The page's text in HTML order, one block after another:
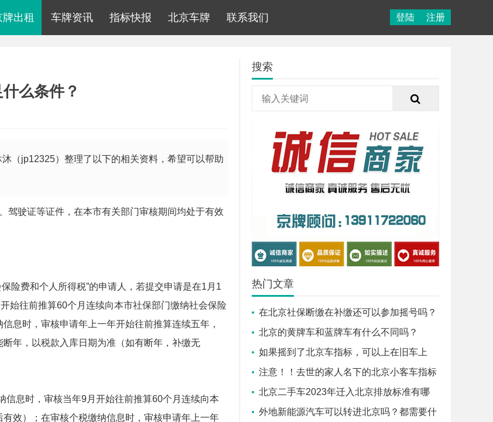
牌出租 车牌资讯 指标快报 北京车牌 联系我们 登陆 注册
么条件？
（jp12325）整理了以下的相关资料，希望可以帮助
驾驶证等证件，在本市有关部门审核期间均处于有效
险费和个人所得税”的申请人，若提交申请是在1月1
始往前推算60个月连续向本市社保部门缴纳社会保险
息时，审核申请年上一年开始往前推算连续五年，
年，以税款入库日期为准（如有断年，补缴无
息时，审核当年9月开始往前推算60个月连续向本
效）；在审核个税缴纳信息时，审核申请年上一年
搜索
热门文章
在北京社保断缴在补缴还可以参加摇号吗？
北京的黄牌车和蓝牌车有什么不同吗？
如果摇到了北京车指标，可以上在旧车上
吗？
注意！！去世的家人名下的北京小客车指标
需要怎么做才能过户给子
北京二手车2023年迁入北京排放标准有哪
些？盛昂小编告诉您！
外地新能源汽车可以转进北京吗？都需要什